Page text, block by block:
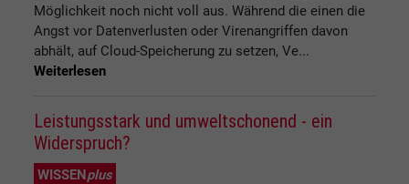
Möglichkeit noch nicht voll aus. Während die einen die
Angst vor Datenverlusten oder Virenangriffen davon
abhält, auf Cloud-Speicherung zu setzen, Ve...
Weiterlesen
Leistungsstark und umweltschonend - ein
Widerspruch?
WISSENplus